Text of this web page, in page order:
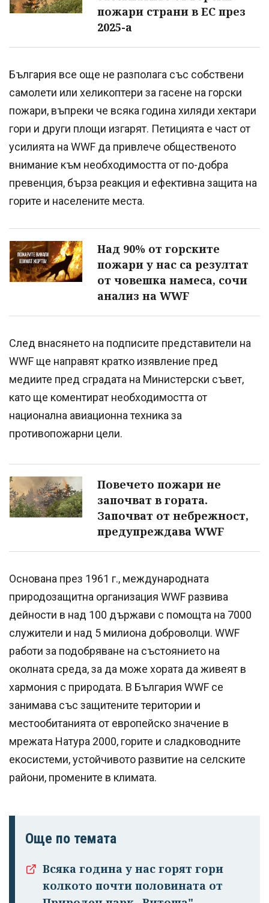
Успешно
пожари страни в ЕС през
2025-а
България все още не разполага със собствени
самолети или хеликоптери за гасене на горски
пожари, въпреки че всяка година хиляди хектари
гори и други площи изгарят. Петицията е част от
усилията на WWF да привлече общественото
внимание към необходимостта от по-добра
превенция, бърза реакция и ефективна защита на
горите и населените места.
Над 90% от горските
пожари у нас са резултат
от човешка намеса, сочи
анализ на WWF
След внасянето на подписите представители на
WWF ще направят кратко изявление пред
медиите пред сградата на Министерски съвет,
като ще коментират необходимостта от
национална авиационна техника за
противопожарни цели.
Повечето пожари не
започват в гората.
Започват от небрежност,
предупреждава WWF
Основана през 1961 г., международната
природозащитна организация WWF развива
дейности в над 100 държави с помощта на 7000
служители и над 5 милиона доброволци. WWF
работи за подобряване на състоянието на
околната среда, за да може хората да живеят в
хармония с природата. В България WWF се
занимава със защитените територии и
местообитанията от европейско значение в
мрежата Натура 2000, горите и сладководните
екосистеми, устойчивото развитие на селските
райони, промените в климата.
Още по темата
Всяка година у нас горят гори
колкото почти половината от